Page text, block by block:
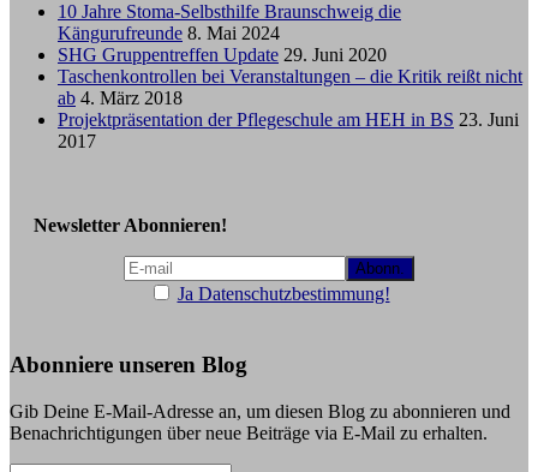
10 Jahre Stoma-Selbsthilfe Braunschweig die
Kängurufreunde 8. Mai 2024
SHG Gruppentreffen Update 29. Juni 2020
Taschenkontrollen bei Veranstaltungen – die Kritik reißt nicht
ab 4. März 2018
Projektpräsentation der Pflegeschule am HEH in BS 23. Juni
2017
Newsletter Abonnieren!
Ja Datenschutzbestimmung!
Abonniere unseren Blog
Gib Deine E-Mail-Adresse an, um diesen Blog zu abonnieren und
Benachrichtigungen über neue Beiträge via E-Mail zu erhalten.